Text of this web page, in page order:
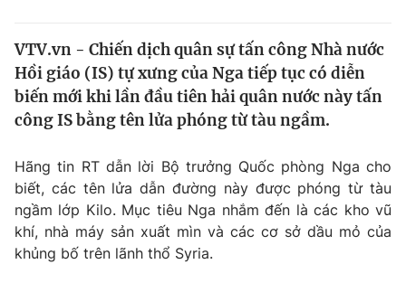
Y tế
Thế giới
Thế giới đó đây
Câu chuyện quốc tế
Kinh tế
Tài chính
Thị trường
Dữ liệu và đời sống
Giáo dục
VTV.vn - Chiến dịch quân sự tấn công Nhà nước
Hồi giáo (IS) tự xưng của Nga tiếp tục có diễn
biến mới khi lần đầu tiên hải quân nước này tấn
công IS bằng tên lửa phóng từ tàu ngầm.
Hãng tin RT dẫn lời Bộ trưởng Quốc phòng Nga cho
biết, các tên lửa dẫn đường này được phóng từ tàu
ngầm lớp Kilo. Mục tiêu Nga nhắm đến là các kho vũ
khí, nhà máy sản xuất mìn và các cơ sở dầu mỏ của
khủng bố trên lãnh thổ Syria.